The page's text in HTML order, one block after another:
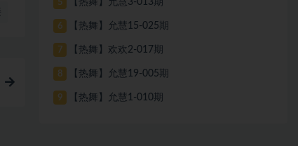
5
6 【热舞】允慧15-025期
7 【热舞】欢欢2-017期
8 【热舞】允慧19-005期
9 【热舞】允慧1-010期